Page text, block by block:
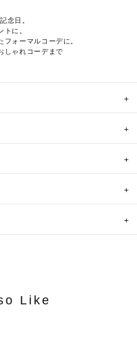
念日。
に。
フォーマルコーデに。
しゃれコーデまで
Like